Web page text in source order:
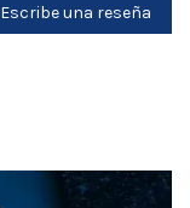
Escribe una reseña